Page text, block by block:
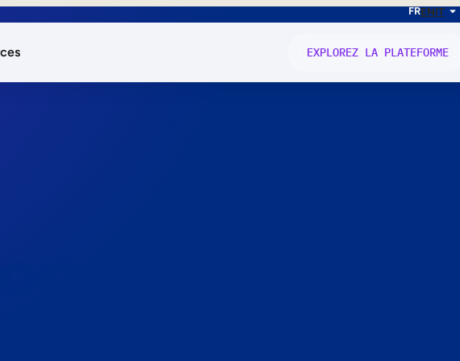
FRENIT
EXPLOREZ LA PLATEFORME